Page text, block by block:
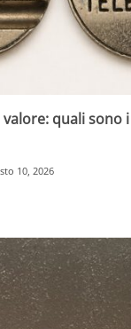
quali sono
10, 2026